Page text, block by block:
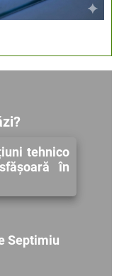
tehnico
în
Septimiu